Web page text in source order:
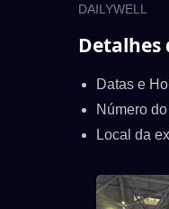
DAILYWELL
Detalhes
Datas e
Número
Local da